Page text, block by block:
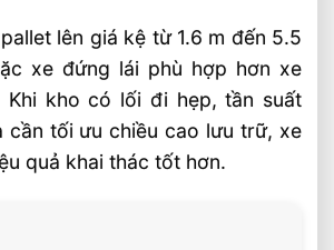
lên giá kệ từ 1.6 m đến 5.5
xe đứng lái phù hợp hơn xe
Khi kho có lối đi hẹp, tần suất
cần tối ưu chiều cao lưu trữ, xe
quả khai thác tốt hơn.